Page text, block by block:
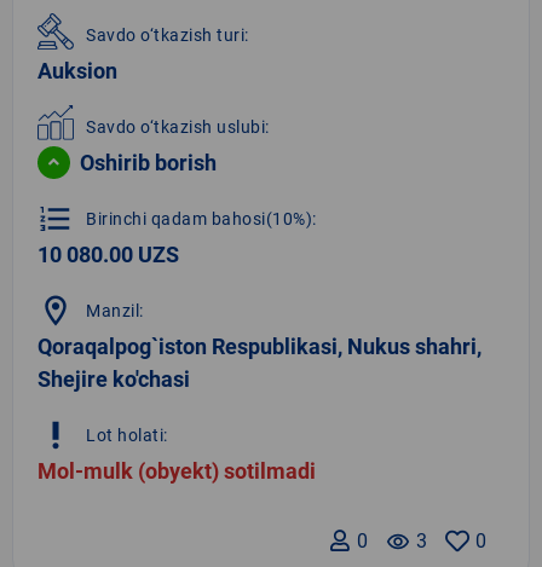
Savdo o‘tkazish turi:
Auksion
Savdo o‘tkazish uslubi:
Oshirib borish
format_list_numbered Birinchi qadam bahosi(10%):
10 080.00 UZS
location_on Manzil:
Qoraqalpog`iston Respublikasi, Nukus shahri,
Shejire ko'chasi
priority_high Lot holati:
Mol-mulk (obyekt) sotilmadi
0
remove_red_eye 3
0